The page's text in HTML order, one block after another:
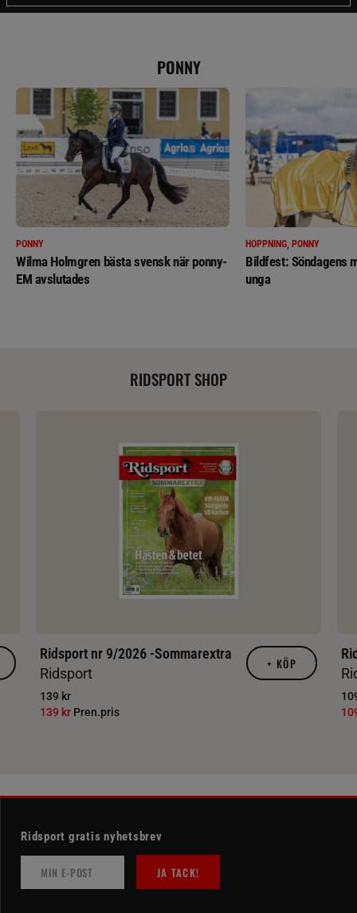
PONNY
PONNY
Wilma Holmgren bästa svensk när ponny-
EM avslutades
HOPPNING, PONNY
Bildfest: Söndagens
unga
RIDSPORT SHOP
Ridsport nr 9/2026 -Sommarextra
Ridsport
139 kr
139 kr Pren.pris
+ KÖP
Ridsport gratis nyhetsbrev
JA TACK!